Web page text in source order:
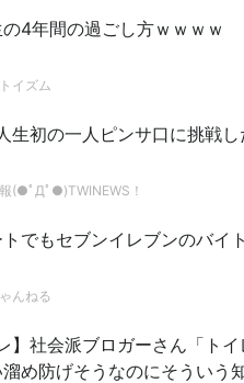
4年間の過ごし方ｗｗｗｗ
イズム
生初の一人ピンサ口に挑戦し
(●ﾟДﾟ●)TWINEWS！
でもセブンイレブンのバイ
んねる
】社会派ブロガーさん「ト
め防げそうなのにそういう